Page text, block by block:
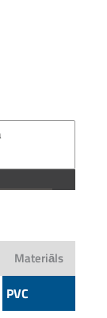
Materiāls
PVC